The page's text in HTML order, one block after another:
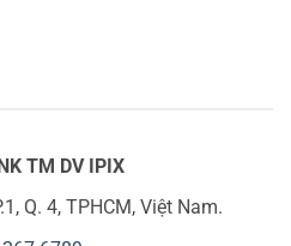
TM DV IPIX
Q. 4, TPHCM, Việt Nam.